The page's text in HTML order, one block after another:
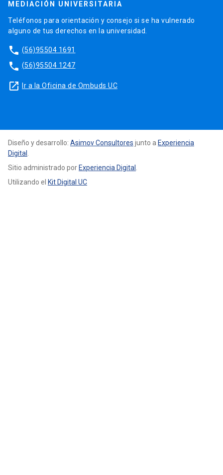
MEDIACIÓN UNIVERSITARIA
Teléfonos para orientación y consejo si se ha vulnerado
alguno de tus derechos en la universidad.
phone (56)95504 1691
phone (56)95504 1247
launch Ir a la Oficina de Ombuds UC
Diseño y desarrollo: Asimov Consultores junto a Experiencia
Digital
Sitio administrado porExperiencia Digital
Utilizando el Kit Digital UC